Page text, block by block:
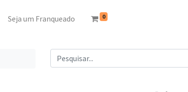
Seja um Franqueado 0